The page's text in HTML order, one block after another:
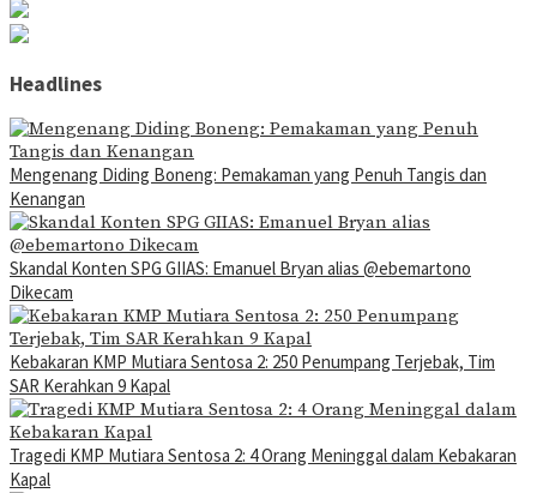
Headlines
Mengenang Diding Boneng: Pemakaman yang Penuh Tangis dan
Kenangan
Skandal Konten SPG GIIAS: Emanuel Bryan alias @ebemartono
Dikecam
Kebakaran KMP Mutiara Sentosa 2: 250 Penumpang Terjebak, Tim
SAR Kerahkan 9 Kapal
Tragedi KMP Mutiara Sentosa 2: 4 Orang Meninggal dalam Kebakaran
Kapal